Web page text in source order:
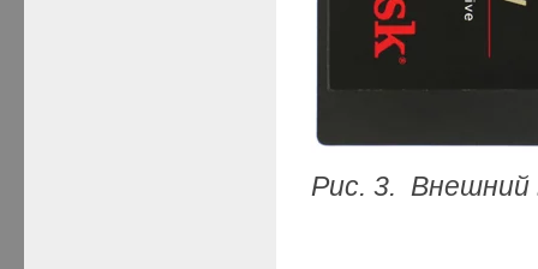
Рис. 3. Внешний